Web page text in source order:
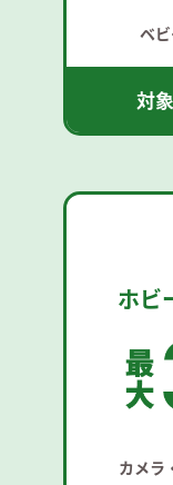
ベ
対
ホビ
カメラ